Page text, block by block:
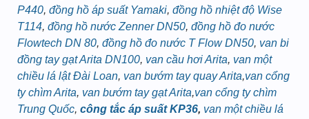
P440, đồng hồ áp suất Yamaki, đồng hồ nhiệt độ Wise
T114, đồng hồ nước Zenner DN50, đồng hồ đo nước
Flowtech DN 80, đồng hồ đo nước T Flow DN50, van bi
đồng tay gạt Arita DN100, van cầu hơi Arita, van một
chiều lá lật Đài Loan, van bướm tay quay Arita,van cổng
ty chìm Arita, van bướm tay gạt Arita,van cổng ty chìm
Trung Quốc, công tắc áp suất KP36, van một chiều lá